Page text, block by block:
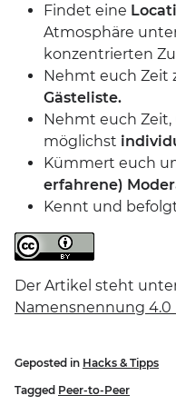
Findet eine
Atmosphäre
konzentrierten
Nehmt euch Zeit
Gästeliste.
Nehmt euch
möglichst
Kümmert euch
erfahrene)
Kennt und
Der Artikel steht
Namensnennung 4.0
Geposted in Hacks & Tipps
Tagged Peer-to-Peer